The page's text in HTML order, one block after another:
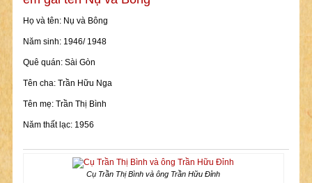
Họ và tên: Nụ và Bông
Năm sinh: 1946/ 1948
Quê quán: Sài Gòn
Tên cha: Trần Hữu Nga
Tên mẹ: Trần Thị Bình
Năm thất lạc: 1956
Cụ Trần Thị Bình và ông Trần Hữu Đỉnh